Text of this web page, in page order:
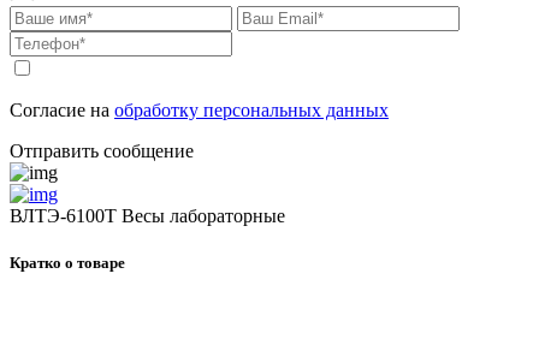
Согласие на обработку персональных данных
Отправить сообщение
ВЛТЭ-6100Т Весы лабораторные
Кратко о товаре